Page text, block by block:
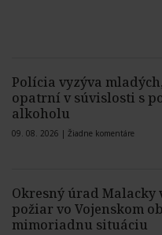
Polícia vyzýva
opatrní v súvislosti s
alkoholu
09. 08. 2026 | Žiadne komentáre
Okresný úrad
požiar vo Vojenskom
mimoriadnu situáciu